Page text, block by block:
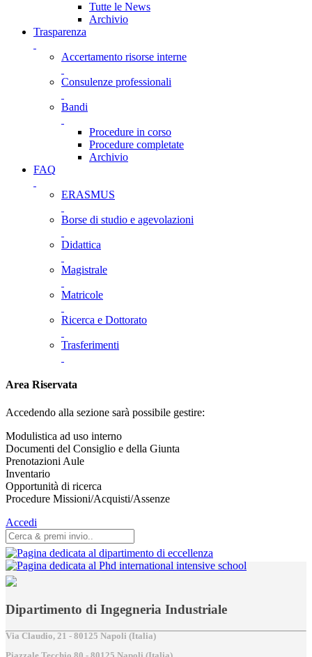
Tutte le News
Archivio
Trasparenza
Accertamento risorse interne
Consulenze professionali
Bandi
Procedure in corso
Procedure completate
Archivio
FAQ
ERASMUS
Borse di studio e agevolazioni
Didattica
Magistrale
Matricole
Ricerca e Dottorato
Trasferimenti
Area Riservata
Accedendo alla sezione sarà possibile gestire:
Modulistica ad uso interno
Documenti del Consiglio e della Giunta
Prenotazioni Aule
Inventario
Opportunità di ricerca
Procedure Missioni/Acquisti/Assenze
Accedi
Dipartimento di Ingegneria Industriale
Via Claudio, 21 - 80125 Napoli (Italia)